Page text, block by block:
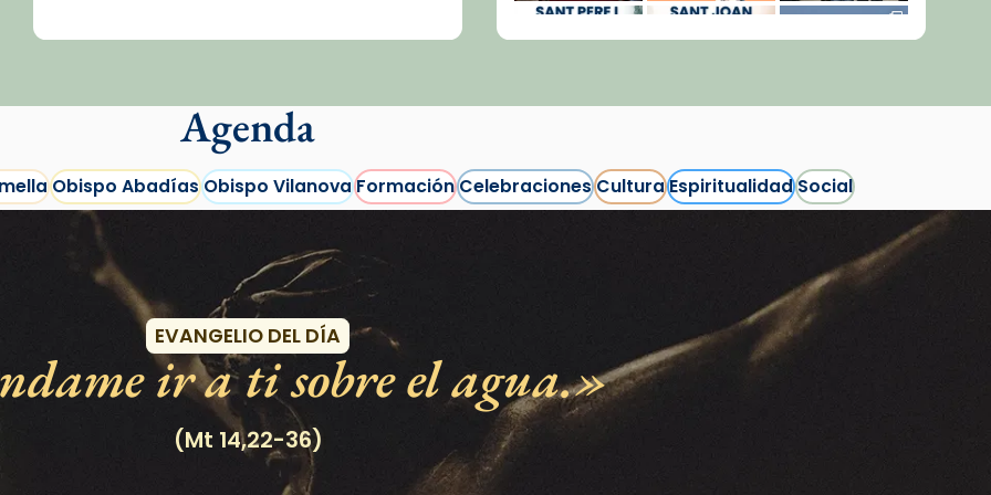
Síguenos en Instagram
Agenda
Obispo AbadíasObispo VilanovaFormaciónCelebracionesCulturaEspiritualidadSocial
Eventos
EVANGELIO DEL DÍA
ir a ti sobre el agua.
(Mt 14,22-36)